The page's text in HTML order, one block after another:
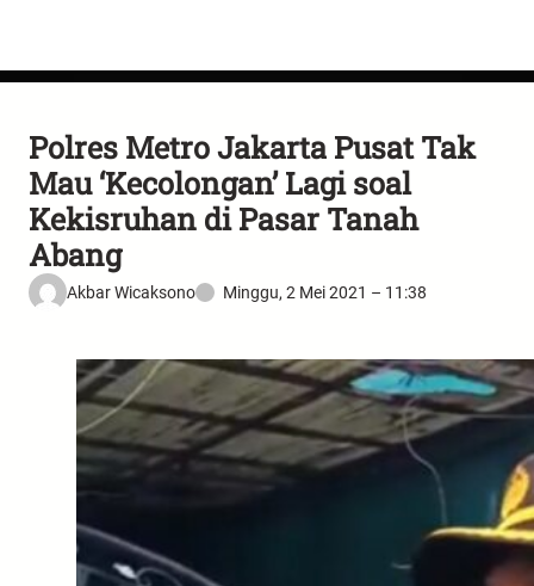
Polres Metro Jakarta Pusat Tak
Mau ‘Kecolongan’ Lagi soal
Kekisruhan di Pasar Tanah
Abang
Akbar Wicaksono Minggu, 2 Mei 2021 – 11:38